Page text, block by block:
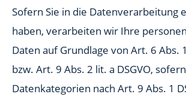
Sofern Sie in die Datenverarbeitung
haben, verarbeiten wir Ihre
Daten auf Grundlage von Art. 6 Abs.
bzw. Art. 9 Abs. 2 lit. a DSGVO,
Datenkategorien nach Art. 9 Abs. 1